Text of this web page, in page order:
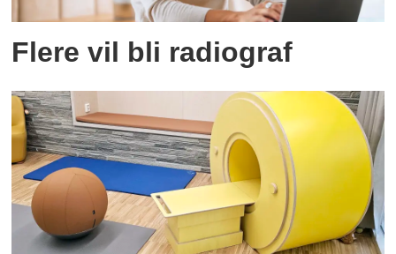
Flere vil bli radiograf